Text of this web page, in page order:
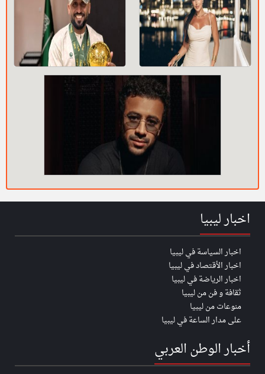
اخبار ليبيا
اخبار السياسة في ليبيا
اخبار الأقتصاد في ليبيا
اخبار الرياضة في ليبيا
ثقافة و فن من ليبيا
منوعات من ليبيا
على مدار الساعة في ليبيا
أخبار الوطن العربي